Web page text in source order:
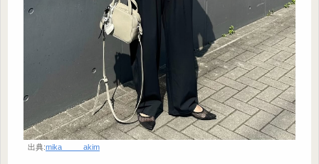
出典:mika_____akim